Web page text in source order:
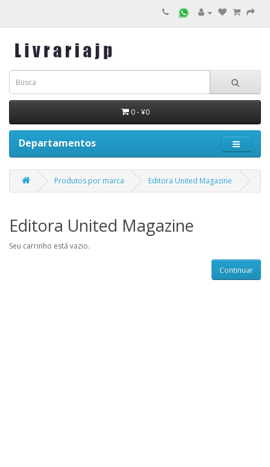
0 - ¥0
Departamentos
Produtos por marca Editora United Magazine
Editora United Magazine
Seu carrinho está vazio.
Continuar